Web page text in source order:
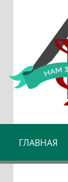
ГЛАВНАЯ